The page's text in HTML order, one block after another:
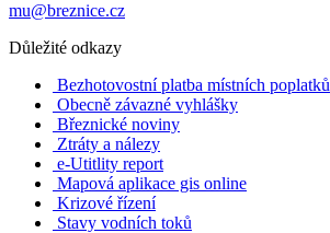
mu@breznice.cz
Důležité odkazy
Bezhotovostní platba místních poplatků
Obecně závazné vyhlášky
Březnické noviny
Ztráty a nálezy
e-Utitlity report
Mapová aplikace gis online
Krizové řízení
Stavy vodních toků